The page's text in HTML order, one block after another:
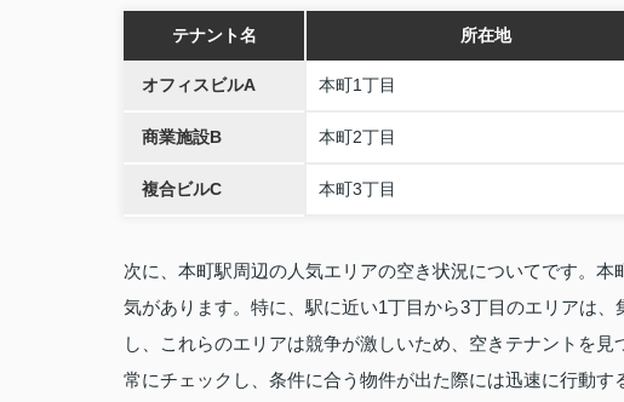
テナント名 所在地
オフィスビルA 本町1丁目
商業施設B 本町2丁目
複合ビルC 本町3丁目
次に、本町駅周辺の人気エリアの空き状況についてです。
気があります。特に、駅に近い1丁目から3丁目のエリアは
し、これらのエリアは競争が激しいため、空きテナントを
常にチェックし、条件に合う物件が出た際には迅速に行動す